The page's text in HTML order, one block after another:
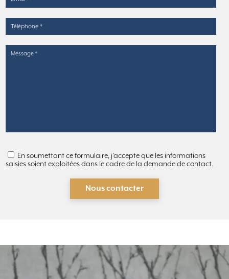
En soumettant ce formulaire, j'accepte que les informations
saisies soient exploitées dans le cadre de la demande de contact.